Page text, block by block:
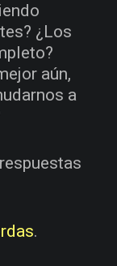
¿Los
aún,
a
.